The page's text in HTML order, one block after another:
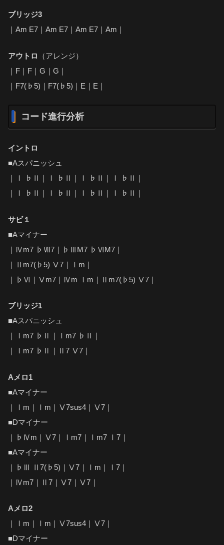
ブリッジ3
｜Am E7｜Am E7｜Am E7｜Am｜
アウトロ
（アレンジ）
｜F｜F｜G｜G｜
｜F7(♭5)｜F7(♭5)｜E｜E｜
コード進行分析
イントロ
■Aスパニッシュ
｜Ⅰ ♭Ⅱ｜Ⅰ ♭Ⅱ｜Ⅰ ♭Ⅱ｜Ⅰ ♭Ⅱ｜
｜Ⅰ ♭Ⅱ｜Ⅰ ♭Ⅱ｜Ⅰ ♭Ⅱ｜Ⅰ ♭Ⅱ｜
サビ１
■Aマイナー
｜Ⅳm7 ♭Ⅶ7｜♭ⅢM7 ♭ⅥM7｜
｜Ⅱm7(♭5) Ⅴ7｜Ⅰm｜
｜♭Ⅵ｜Ⅴm7｜Ⅳm Ⅰm｜Ⅱm7(♭5) Ⅴ7｜
ブリッジ1
■Aスパニッシュ
｜Ⅰm7 ♭Ⅱ｜Ⅰm7 ♭Ⅱ｜
｜Ⅰm7 ♭Ⅱ｜Ⅱ7 Ⅴ7｜
Aメロ1
■Aマイナー
｜Ⅰm｜Ⅰm｜Ⅴ7sus4｜Ⅴ7｜
■Dマイナー
｜♭Ⅳm｜Ⅴ7｜Ⅰm7｜Ⅰm7 Ⅰ7｜
■Aマイナー
｜♭Ⅲ Ⅱ7(♭5)｜Ⅴ7｜Ⅰm｜Ⅰ7｜
｜Ⅳm7｜Ⅱ7｜Ⅴ7｜Ⅴ7｜
Aメロ2
｜Ⅰm｜Ⅰm｜Ⅴ7sus4｜Ⅴ7｜
■Dマイナー